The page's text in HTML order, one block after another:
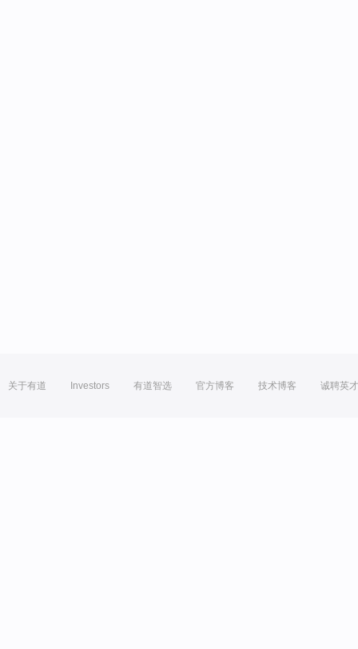
关于有道 Investors 有道智选 官方博客 技术博客 诚聘英才